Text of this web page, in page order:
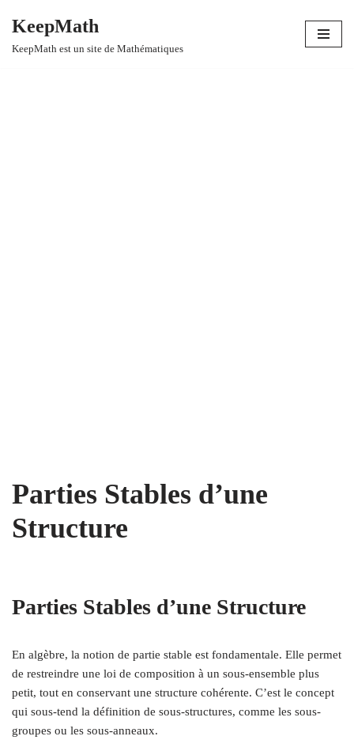
Aller
KeepMath
KeepMath est un site de Mathématiques
Parties Stables d’une
Structure
Parties Stables d’une Structure
En algèbre, la notion de partie stable est fondamentale. Elle permet
de restreindre une loi de composition à un sous-ensemble plus
petit, tout en conservant une structure cohérente. C’est le concept
qui sous-tend la définition de sous-structures, comme les sous-
groupes ou les sous-anneaux.